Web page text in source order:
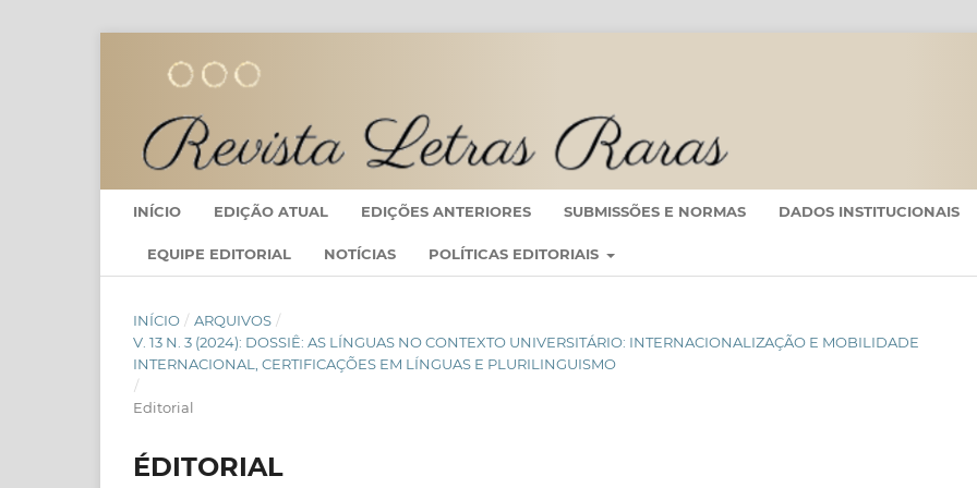
INÍCIO EDIÇÃO ATUAL EDIÇÕES ANTERIORES SUBMISSÕES E NORMAS DADOS INSTITUCIONAIS
EQUIPE EDITORIAL NOTÍCIAS POLÍTICAS EDITORIAIS
INÍCIO / ARQUIVOS /
V. 13 N. 3 (2024): DOSSIÊ: AS LÍNGUAS NO CONTEXTO UNIVERSITÁRIO: INTERNACIONALIZAÇÃO E MOBILIDADE
INTERNACIONAL, CERTIFICAÇÕES EM LÍNGUAS E PLURILINGUISMO
/
Editorial
ÉDITORIAL